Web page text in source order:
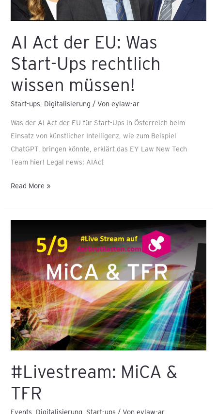
AI Act der EU: Was
Start-Ups rechtlich
wissen müssen!
Start-ups, Digitalisierung / Voneylaw-ar
Was der AI Act der EU für Start-Ups in Österreich beim
Einsatz von künstlicher Intelligenz, wie zum Beispiel
ChatGPT, bringen könnte, erklärt das EY Law New Tech
Team hier! Legal news: AIAct
müssen!
Read More »
#Livestream: MiCA &
TFR
Events, Digitalisierung, Start-ups / Voneylaw-ar
MiCA
&
TFR